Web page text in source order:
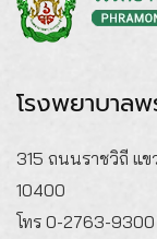
โรงพยาบาล
315 ถนนราชวิถี แข
10400
โทร 0-2763-9300